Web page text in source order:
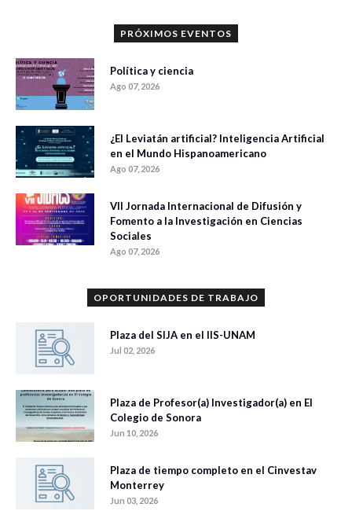
PRÓXIMOS EVENTOS
Política y ciencia
Ago 07, 2026
¿El Leviatán artificial? Inteligencia Artificial
en el Mundo Hispanoamericano
Ago 07, 2026
VII Jornada Internacional de Difusión y
Fomento a la Investigación en Ciencias
Sociales
Ago 07, 2026
OPORTUNIDADES DE TRABAJO
Plaza del SIJA en el IIS-UNAM
Jul 02, 2026
Plaza de Profesor(a) Investigador(a) en El
Colegio de Sonora
Jun 10, 2026
Plaza de tiempo completo en el Cinvestav
Monterrey
Jun 03, 2026